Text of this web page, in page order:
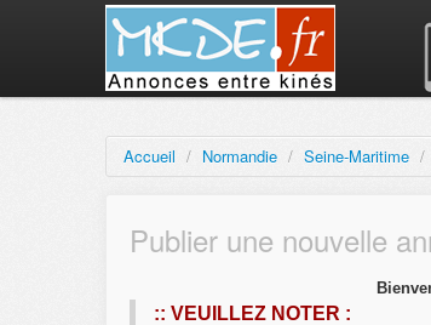
Accueil / Normandie / Seine-Maritime /
Publier une nouvelle
:: VEUILLEZ NOTER :